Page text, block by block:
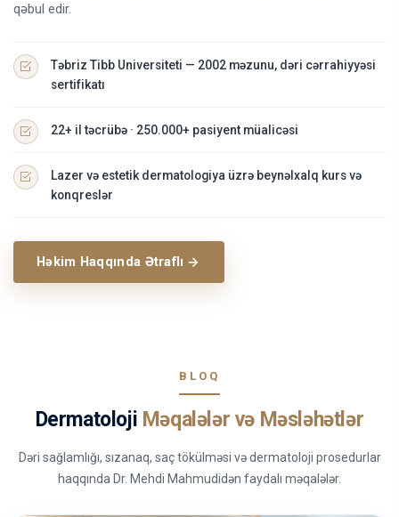
qəbul edir.
Təbriz Tibb Universiteti — 2002 məzunu, dəri cərrahiyyəsi
sertifikatı
22+ il təcrübə · 250.000+ pasiyent müalicəsi
Lazer və estetik dermatologiya üzrə beynəlxalq kurs və
konqreslər
Həkim Haqqında Ətraflı
BLOQ
Dermatoloji Məqalələr və Məsləhətlər
Dəri sağlamlığı, sızanaq, saç tökülməsi və dermatoloji prosedurlar
haqqında Dr. Mehdi Mahmudidən faydalı məqalələr.